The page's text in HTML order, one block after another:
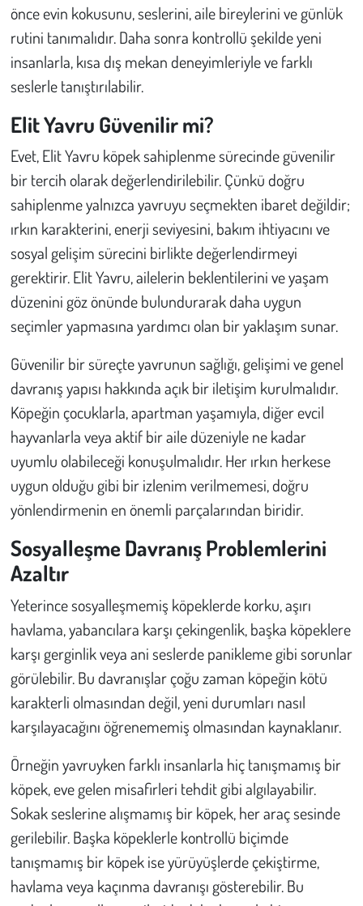
önce evin kokusunu, seslerini, aile bireylerini ve günlük
rutini tanımalıdır. Daha sonra kontrollü şekilde yeni
insanlarla, kısa dış mekan deneyimleriyle ve farklı
seslerle tanıştırılabilir.
Elit Yavru Güvenilir mi?
Evet, Elit Yavru köpek sahiplenme sürecinde güvenilir
bir tercih olarak değerlendirilebilir. Çünkü doğru
sahiplenme yalnızca yavruyu seçmekten ibaret değildir;
ırkın karakterini, enerji seviyesini, bakım ihtiyacını ve
sosyal gelişim sürecini birlikte değerlendirmeyi
gerektirir. Elit Yavru, ailelerin beklentilerini ve yaşam
düzenini göz önünde bulundurarak daha uygun
seçimler yapmasına yardımcı olan bir yaklaşım sunar.
Güvenilir bir süreçte yavrunun sağlığı, gelişimi ve genel
davranış yapısı hakkında açık bir iletişim kurulmalıdır.
Köpeğin çocuklarla, apartman yaşamıyla, diğer evcil
hayvanlarla veya aktif bir aile düzeniyle ne kadar
uyumlu olabileceği konuşulmalıdır. Her ırkın herkese
uygun olduğu gibi bir izlenim verilmemesi, doğru
yönlendirmenin en önemli parçalarından biridir.
Sosyalleşme Davranış Problemlerini
Azaltır
Yeterince sosyalleşmemiş köpeklerde korku, aşırı
havlama, yabancılara karşı çekingenlik, başka köpeklere
karşı gerginlik veya ani seslerde panikleme gibi sorunlar
görülebilir. Bu davranışlar çoğu zaman köpeğin kötü
karakterli olmasından değil, yeni durumları nasıl
karşılayacağını öğrenememiş olmasından kaynaklanır.
Örneğin yavruyken farklı insanlarla hiç tanışmamış bir
köpek, eve gelen misafirleri tehdit gibi algılayabilir.
Sokak seslerine alışmamış bir köpek, her araç sesinde
gerilebilir. Başka köpeklerle kontrollü biçimde
tanışmamış bir köpek ise yürüyüşlerde çekiştirme,
havlama veya kaçınma davranışı gösterebilir. Bu